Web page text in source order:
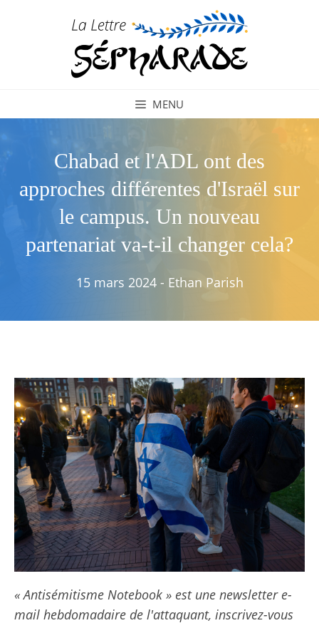
MENU
Chabad et l'ADL ont des
approches différentes d'Israël sur
le campus. Un nouveau
partenariat va-t-il changer cela?
15 mars 2024 - Ethan Parish
« Antisémitisme Notebook » est une newsletter e-
mail hebdomadaire de l'attaquant, inscrivez-vous